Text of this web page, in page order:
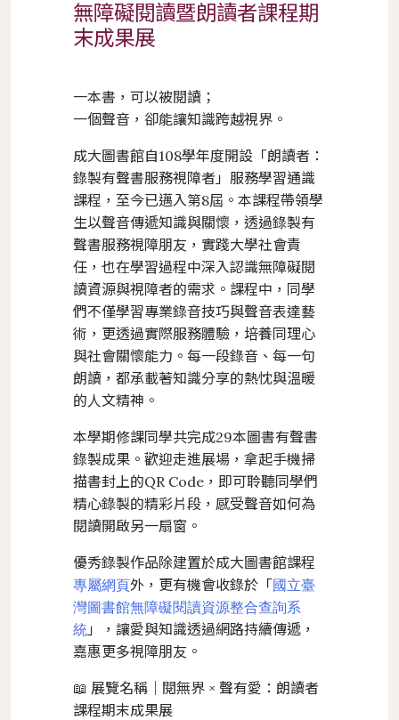
無障礙閱讀暨朗讀者課程期
末成果展
一本書，可以被閱讀；
一個聲音，卻能讓知識跨越視界。
成大圖書館自108學年度開設「朗讀者：
錄製有聲書服務視障者」服務學習通識
課程，至今已邁入第8屆。本課程帶領學
生以聲音傳遞知識與關懷，透過錄製有
聲書服務視障朋友，實踐大學社會責
任，也在學習過程中深入認識無障礙閱
讀資源與視障者的需求。課程中，同學
們不僅學習專業錄音技巧與聲音表達藝
術，更透過實際服務體驗，培養同理心
與社會關懷能力。每一段錄音、每一句
朗讀，都承載著知識分享的熱忱與溫暖
的人文精神。
本學期修課同學共完成29本圖書有聲書
錄製成果。歡迎走進展場，拿起手機掃
描書封上的QR Code，即可聆聽同學們
精心錄製的精彩片段，感受聲音如何為
閱讀開啟另一扇窗。
優秀錄製作品除建置於成大圖書館課程
專屬網頁外，更有機會收錄於「國立臺
灣圖書館無障礙閱讀資源整合查詢系
統」，讓愛與知識透過網路持續傳遞，
嘉惠更多視障朋友。
📖 展覽名稱｜閱無界 × 聲有愛：朗讀者
課程期末成果展